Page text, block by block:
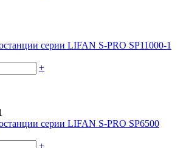
серии LIFAN S-PRO SP11000-1
+
серии LIFAN S-PRO SP6500
+